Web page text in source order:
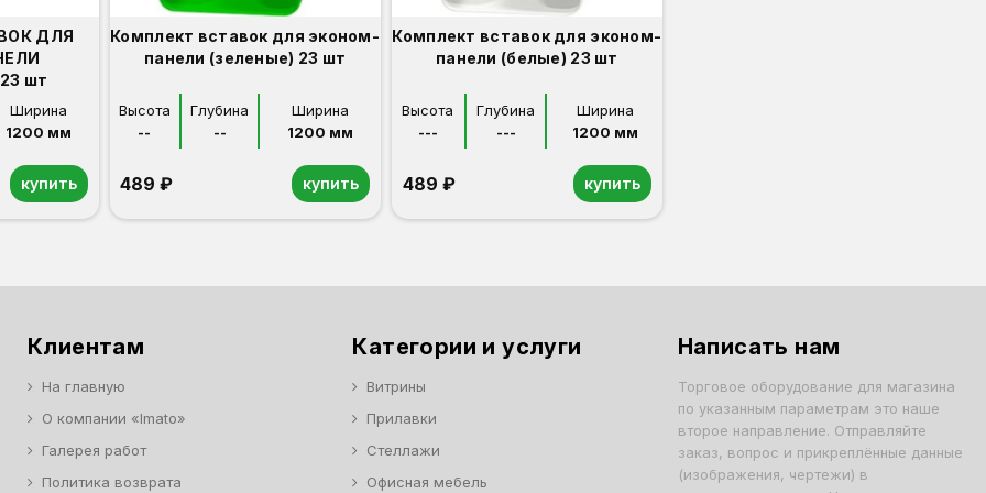
ДЛЯ
шт
Ширина
1200 мм
купить
Комплект вставок для эконом-
панели (зеленые) 23 шт
Высота
--
Глубина
--
Ширина
1200 мм
489 ₽ купить
Комплект вставок для эконом-
панели (белые) 23 шт
Высота
---
Глубина
---
Ширина
1200 мм
489 ₽ купить
Клиентам
На главную
О компании «Imato»
Галерея работ
Политика возврата
Категории и услуги
Витрины
Прилавки
Стеллажи
Офисная мебель
Написать нам
Торговое оборудование для магазина
по указанным параметрам это наше
второе направление. Отправляйте
заказ, вопрос и прикреплённые данные
(изображения, чертежи) в